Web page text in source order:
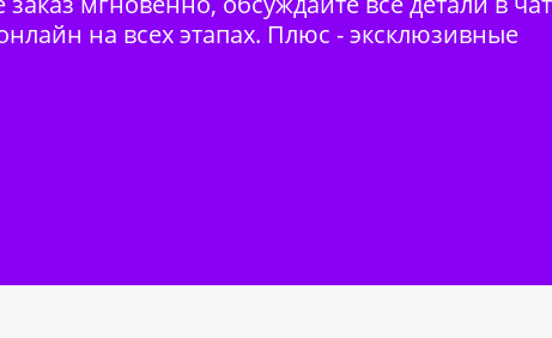
на всех этапах. Плюс - эксклюзивные